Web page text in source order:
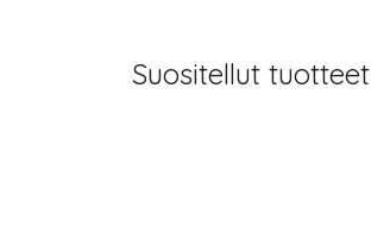
Suositellut tuotteet